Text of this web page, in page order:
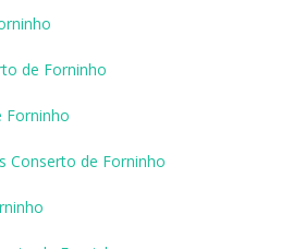
de Forninho
Forninho
Conserto de Forninho